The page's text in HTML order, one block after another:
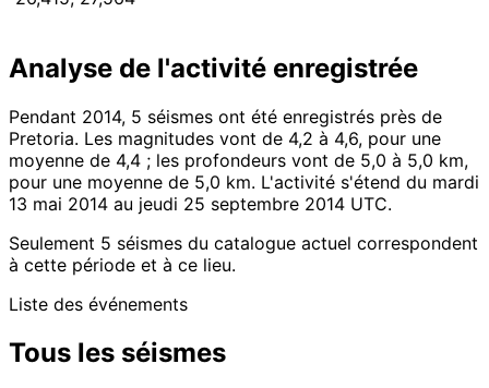
Analyse de l'activité enregistrée
Pendant 2014, 5 séismes ont été enregistrés près de
Pretoria. Les magnitudes vont de 4,2 à 4,6, pour une
moyenne de 4,4 ; les profondeurs vont de 5,0 à 5,0 km,
pour une moyenne de 5,0 km. L'activité s'étend du mardi
13 mai 2014 au jeudi 25 septembre 2014 UTC.
Seulement 5 séismes du catalogue actuel correspondent
à cette période et à ce lieu.
Liste des événements
Tous les séismes